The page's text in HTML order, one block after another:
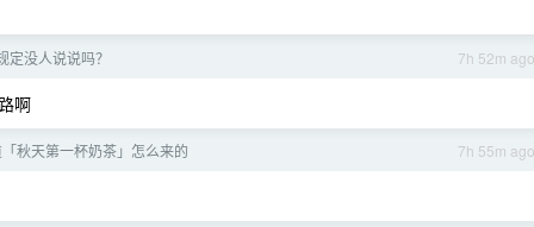
7h 52m ago
定没人说说吗？
啊
7h 55m ago
秋天第一杯奶茶」怎么来的